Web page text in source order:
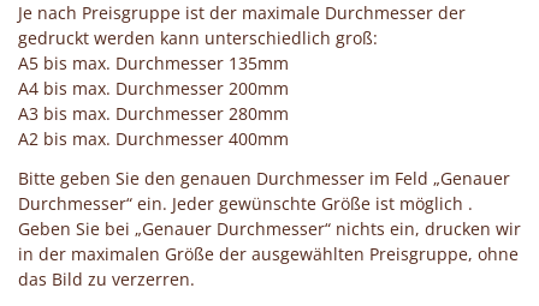
Je nach Preisgruppe ist der maximale Durchmesser der
gedruckt werden kann unterschiedlich groß:
A5 bis max. Durchmesser 135mm
A4 bis max. Durchmesser 200mm
A3 bis max. Durchmesser 280mm
A2 bis max. Durchmesser 400mm
Bitte geben Sie den genauen Durchmesser im Feld „Genauer
Durchmesser“ ein. Jeder gewünschte Größe ist möglich .
Geben Sie bei „Genauer Durchmesser“ nichts ein, drucken wir
in der maximalen Größe der ausgewählten Preisgruppe, ohne
das Bild zu verzerren.